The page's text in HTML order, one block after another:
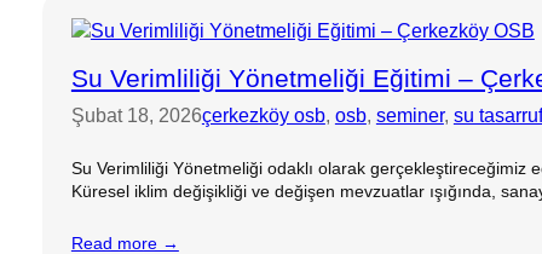
Su Verimliliği Yönetmeliği Eğitimi –
Şubat 18, 2026çerkezköy osb, osb, seminer, su
Su Verimliliği Yönetmeliği odaklı olarak gerçekleştireceğimiz
Küresel iklim değişikliği ve değişen mevzuatlar ışığında,
Read more →